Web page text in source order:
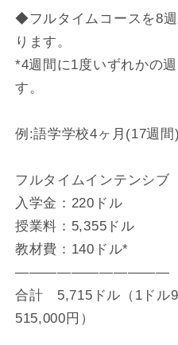
◆フルタイムコースを8
ります。
*4週間に1度いずれかの
す。
例:語学学校4ヶ月(17週
フルタイムインテンシブ
入学金：220ドル
授業料：5,355ドル
教材費：140ドル*
———————————
合計 5,715ドル（1ドル
515,000円）